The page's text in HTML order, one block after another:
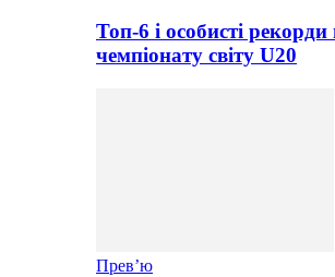
Топ-6 і особисті
чемпіонату світу U20
Прев’ю